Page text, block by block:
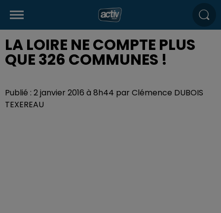
LA LOIRE NE COMPTE PLUS
QUE 326 COMMUNES !
Publié : 2 janvier 2016 à 8h44 par Clémence DUBOIS
TEXEREAU